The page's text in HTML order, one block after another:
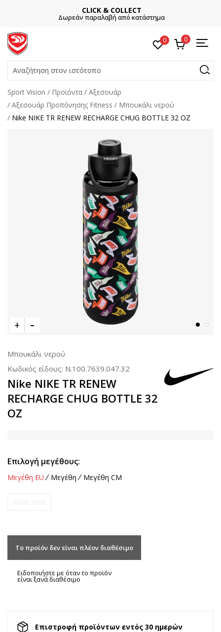
CLICK & COLLECT
Δωρεάν παραλαβή από κατάστημα
0 0
Αναζήτηση στον ιστότοπο
Sport Vision Προϊόντα
Αξεσουάρ
Αξεσουάρ Προπόνησης Fitness
Μπουκάλι νερού
Nike NIKE TR RENEW RECHARGE CHUG BOTTLE 32 OZ
Μπουκάλι νερού
Κωδικός είδους: N.100.7639.047.32
Nike NIKE TR RENEW
RECHARGE CHUG BOTTLE 32
OZ
Επιλογή μεγέθους:
Μεγέθη EU Μεγέθη Μεγέθη CM
Το προϊόν δεν είναι πλέον διαθέσιμο
Ειδοποιήστε με όταν το προϊόν
είναι ξανά διαθέσιμο
Επιστροφή προϊόντων εντός 30 ημερών